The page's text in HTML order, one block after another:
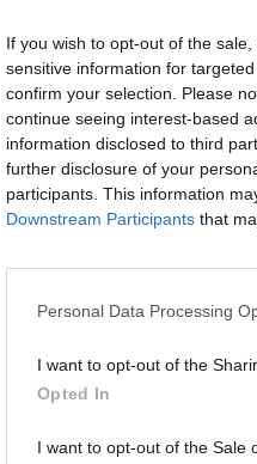
If you wish to opt-out of the
sensitive information for
confirm your selection. Please
continue seeing interest-based
information disclosed to third
further disclosure of your
participants. This information
Downstream Participants that
Personal Data Processing
I want to opt-out of the
Opted In
I want to opt-out of the Sale